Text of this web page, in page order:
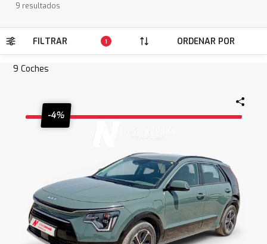
9 resultados
FILTRAR 1 ORDENAR POR
9 Coches
-4%